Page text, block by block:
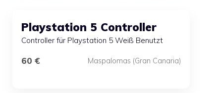
Playstation 5 Controller
Controller für Playstation 5 Weiß Benutzt
60 € Maspalomas (Gran Canaria)